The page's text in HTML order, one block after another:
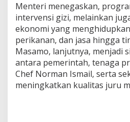
Menteri menegaskan,
intervensi gizi, melainkan
ekonomi yang
perikanan, dan jasa hingga
Masamo, lanjutnya, menjadi
antara pemerintah, tenaga
Chef Norman Ismail, serta
meningkatkan kualitas juru